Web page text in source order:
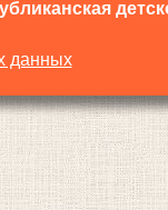
данных